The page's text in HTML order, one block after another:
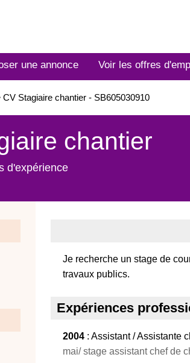
une annonce Voir les offres
CV Stagiaire chantier - SB605030910
chantier
d'expérience
Je recherche un stage de
travaux publics.
Expériences
2004 : Assistant / Assistante
mai/ stage assistant chef de